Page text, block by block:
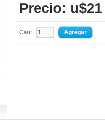
Precio: u$21
Cant.: